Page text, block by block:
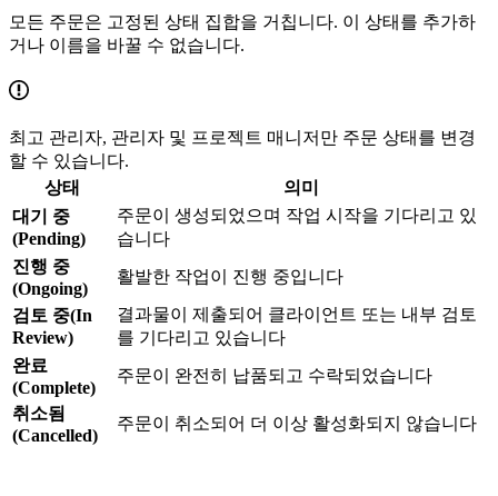
모든 주문은 고정된 상태 집합을 거칩니다. 이 상태를 추가하
거나 이름을 바꿀 수 없습니다.
최고 관리자, 관리자 및 프로젝트 매니저만 주문 상태를 변경
할 수 있습니다.
상태
의미
대기 중
(Pending)
주문이 생성되었으며 작업 시작을 기다리고 있
습니다
진행 중
(Ongoing)
활발한 작업이 진행 중입니다
검토 중(In
Review)
결과물이 제출되어 클라이언트 또는 내부 검토
를 기다리고 있습니다
완료
(Complete)
주문이 완전히 납품되고 수락되었습니다
취소됨
(Cancelled)
주문이 취소되어 더 이상 활성화되지 않습니다